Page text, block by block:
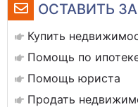
ОСТАВИТЬ
Купить
Помощь по
Помощь юриста
Продать